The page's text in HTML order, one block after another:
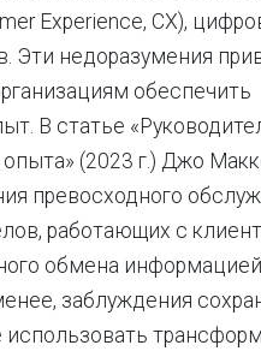
Experience, CX),
Эти недоразумения
обеспечить
В статье
(2023 г.) Джо
превосходного
работающих с
обмена
заблуждения
использовать